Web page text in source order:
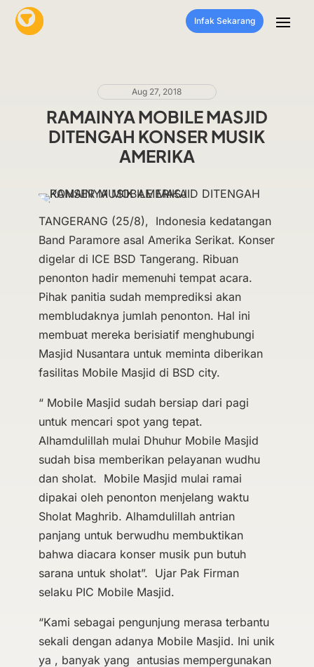
Infak Sekarang
Aug 27, 2018
RAMAINYA MOBILE MASJID
DITENGAH KONSER MUSIK
AMERIKA
TANGERANG (25/8), Indonesia kedatangan
Band Paramore asal Amerika Serikat. Konser
digelar di ICE BSD Tangerang. Ribuan
penonton hadir memenuhi tempat acara.
Pihak panitia sudah memprediksi akan
membludaknya jumlah penonton. Hal ini
membuat mereka berisiatif menghubungi
Masjid Nusantara untuk meminta diberikan
fasilitas Mobile Masjid di BSD city.
“ Mobile Masjid sudah bersiap dari pagi
untuk mencari spot yang tepat.
Alhamdulillah mulai Dhuhur Mobile Masjid
sudah bisa memberikan pelayanan wudhu
dan sholat. Mobile Masjid mulai ramai
dipakai oleh penonton menjelang waktu
Sholat Maghrib. Alhamdulillah antrian
panjang untuk berwudhu membuktikan
bahwa diacara konser musik pun butuh
sarana untuk sholat”. Ujar Pak Firman
selaku PIC Mobile Masjid.
“Kami sebagai pengunjung merasa terbantu
sekali dengan adanya Mobile Masjid. Ini unik
ya , banyak yang antusias mempergunakan